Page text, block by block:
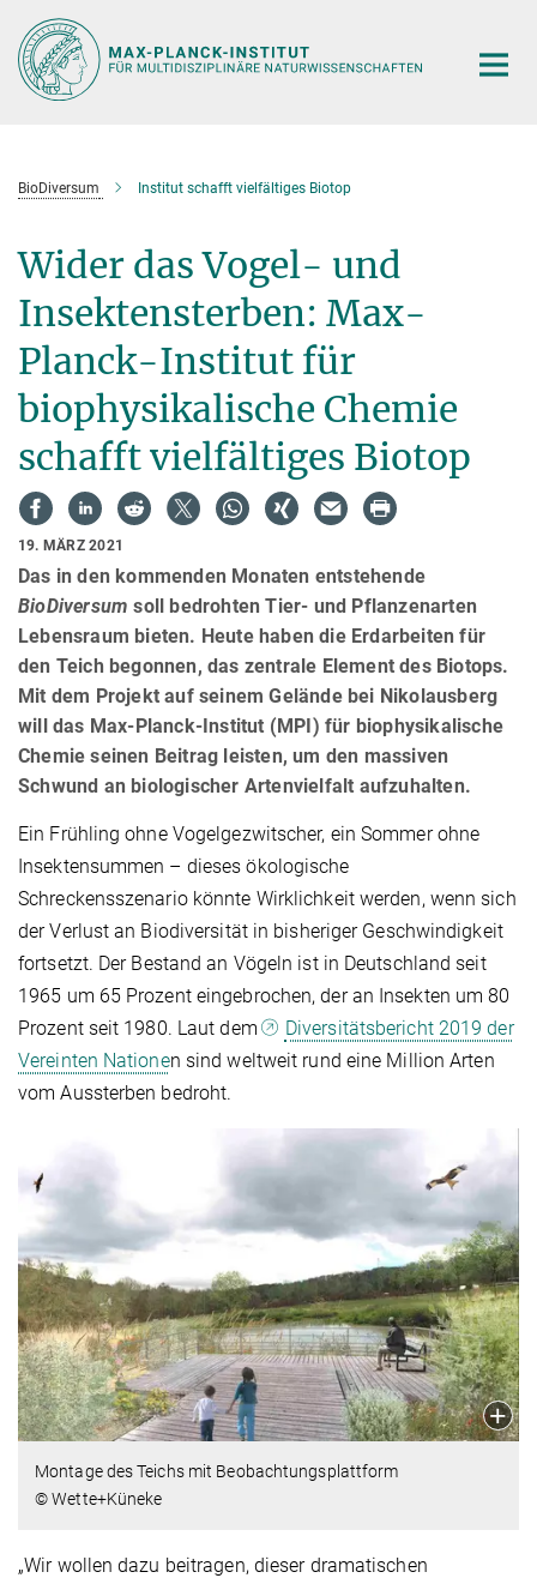
Hauptinhalt
BioDiversum Institut schafft vielfältiges Biotop
Wider das Vogel- und
Insektensterben: Max-
Planck-Institut für
biophysikalische Chemie
schafft vielfältiges Biotop
19. MÄRZ 2021
Das in den kommenden Monaten entstehende
BioDiversum soll bedrohten Tier- und Pflanzenarten
Lebensraum bieten. Heute haben die Erdarbeiten für
den Teich begonnen, das zentrale Element des Biotops.
Mit dem Projekt auf seinem Gelände bei Nikolausberg
will das Max-Planck-Institut (MPI) für biophysikalische
Chemie seinen Beitrag leisten, um den massiven
Schwund an biologischer Artenvielfalt aufzuhalten.
Ein Frühling ohne Vogelgezwitscher, ein Sommer ohne
Insektensummen – dieses ökologische
Schreckensszenario könnte Wirklichkeit werden, wenn sich
der Verlust an Biodiversität in bisheriger Geschwindigkeit
fortsetzt. Der Bestand an Vögeln ist in Deutschland seit
1965 um 65 Prozent eingebrochen, der an Insekten um 80
Prozent seit 1980. Laut dem
Diversitätsbericht 2019 der
Vereinten Nationen sind weltweit rund eine Million Arten
vom Aussterben bedroht.
Montage des Teichs mit Beobachtungsplattform
© Wette+Küneke
„Wir wollen dazu beitragen, dieser dramatischen